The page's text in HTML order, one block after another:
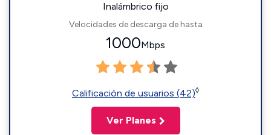
Inalámbrico fijo
Velocidades de descarga de hasta
1000Mbps
Calificación de usuarios (42)◊
Ver Planes